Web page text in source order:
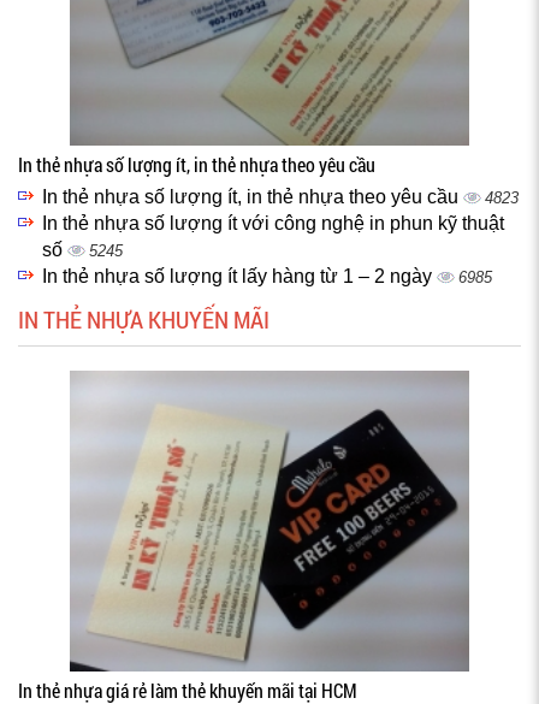
In thẻ nhựa số lượng ít, in thẻ nhựa theo yêu cầu
In thẻ nhựa số lượng ít, in thẻ nhựa theo yêu cầu 4823
In thẻ nhựa số lượng ít với công nghệ in phun kỹ thuật
số
5245
In thẻ nhựa số lượng ít lấy hàng từ 1 – 2 ngày 6985
IN THẺ NHỰA KHUYẾN MÃI
In thẻ nhựa giá rẻ làm thẻ khuyến mãi tại HCM